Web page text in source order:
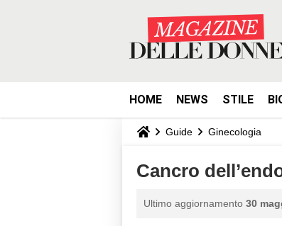
HOME NEWS STILE
Guide Ginecologia
Cancro
Ultimo aggiornamento 30